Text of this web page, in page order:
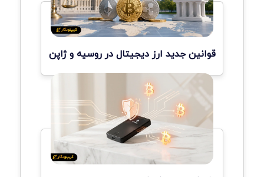
قوانین جدید ارز دیجیتال در روسیه و ژاپن